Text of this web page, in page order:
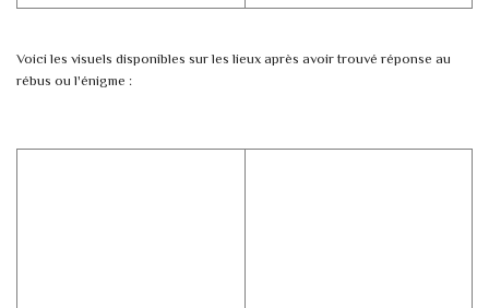
Voici les visuels disponibles sur les lieux après avoir trouvé réponse au
rébus ou l'énigme :